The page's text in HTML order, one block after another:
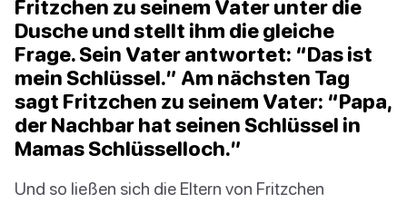
Fritzchen zu seinem Vater unter die
Dusche und stellt ihm die gleiche
Frage. Sein Vater antwortet: “Das ist
mein Schlüssel.” Am nächsten Tag
sagt Fritzchen zu seinem Vater: “Papa,
der Nachbar hat seinen Schlüssel in
Mamas Schlüsselloch.”
Und so ließen sich die Eltern von Fritzchen